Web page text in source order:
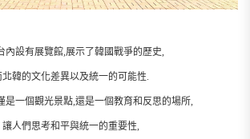
內設有展覽館,展示了韓國戰爭的歷史,
北韓的文化差異以及統一的可能性.
是一個觀光景點,還是一個教育和反思的場所,
讓人們思考和平與統一的重要性,